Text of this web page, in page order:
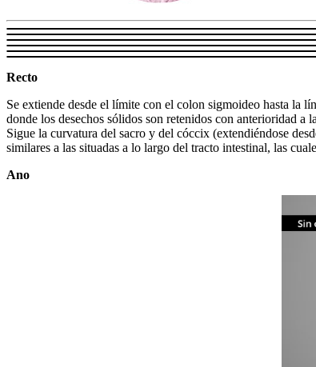
Recto
Se extiende desde el límite con el colon sigmoideo hasta la
donde los desechos sólidos son retenidos con anterioridad a
Sigue la curvatura del sacro y del cóccix (extendiéndose
similares a las situadas a lo largo del tracto intestinal, las
Ano